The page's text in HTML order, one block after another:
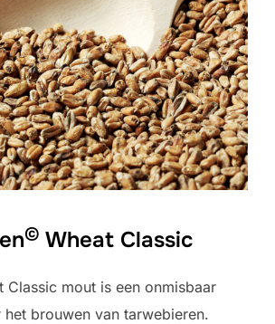
© Wheat Classic
Classic mout is een onmisbaar
brouwen van tarwebieren.